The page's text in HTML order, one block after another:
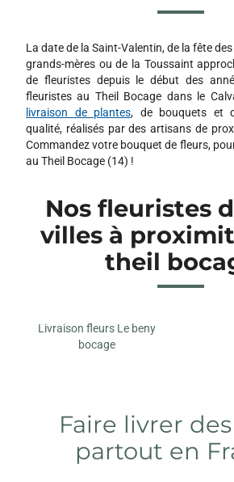
La date de la Saint-Valentin, de la fête
grands-mères ou de la Toussaint
de fleuristes depuis le début des
fleuristes au Theil Bocage dans le
livraison de plantes, de bouquets et
qualité, réalisés par des artisans de
Commandez votre bouquet de fleurs,
au Theil Bocage (14) !
Nos fleuristes
villes à
theil
Livraison fleurs Le beny
bocage
Faire livrer
partout en